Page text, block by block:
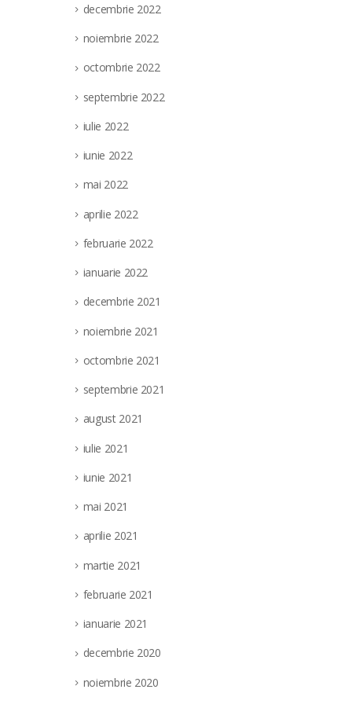
decembrie 2022
noiembrie 2022
octombrie 2022
septembrie 2022
iulie 2022
iunie 2022
mai 2022
aprilie 2022
februarie 2022
ianuarie 2022
decembrie 2021
noiembrie 2021
octombrie 2021
septembrie 2021
august 2021
iulie 2021
iunie 2021
mai 2021
aprilie 2021
martie 2021
februarie 2021
ianuarie 2021
decembrie 2020
noiembrie 2020